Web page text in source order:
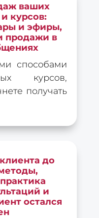
ваших
курсов:
и эфиры,
продажи в
способами
курсов,
получать
до
и
остался